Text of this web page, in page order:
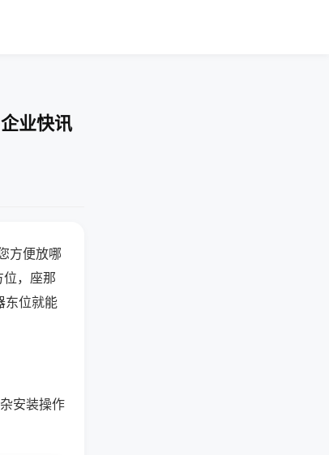
业快讯
方便放哪
，座那
东位就能
安装操作